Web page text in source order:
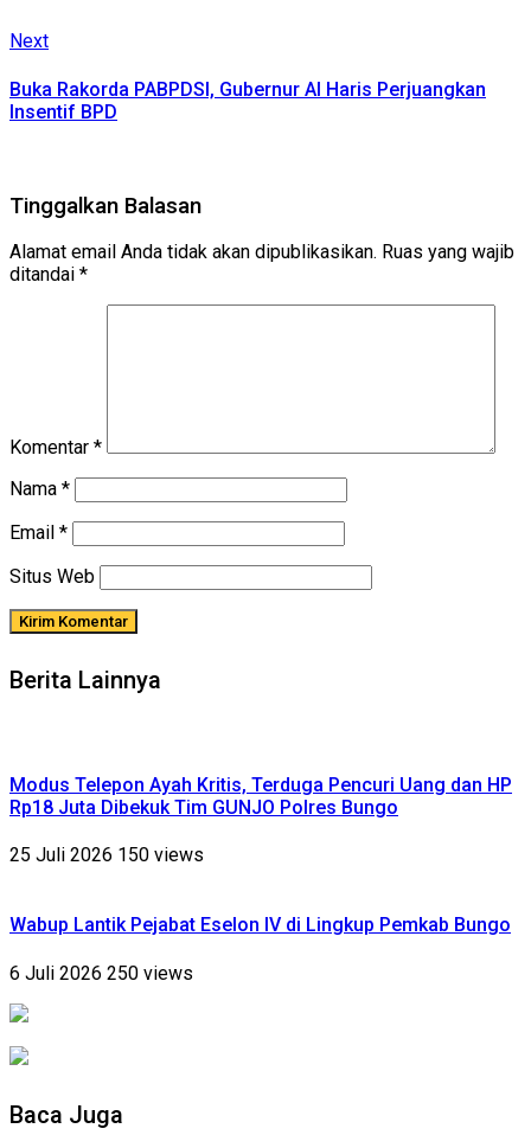
NextNext
Buka Rakorda PABPDSI, Gubernur Al Haris Perjuangkan
Insentif BPD
Tinggalkan Balasan
Alamat email Anda tidak akan dipublikasikan. Ruas yang wajib
ditandai *
Komentar *
Nama *
Email *
Situs Web
Berita Lainnya
Modus Telepon Ayah Kritis, Terduga Pencuri Uang dan HP
Rp18 Juta Dibekuk Tim GUNJO Polres Bungo
25 Juli 2026 150 views
Wabup Lantik Pejabat Eselon IV di Lingkup Pemkab Bungo
6 Juli 2026 250 views
Baca Juga